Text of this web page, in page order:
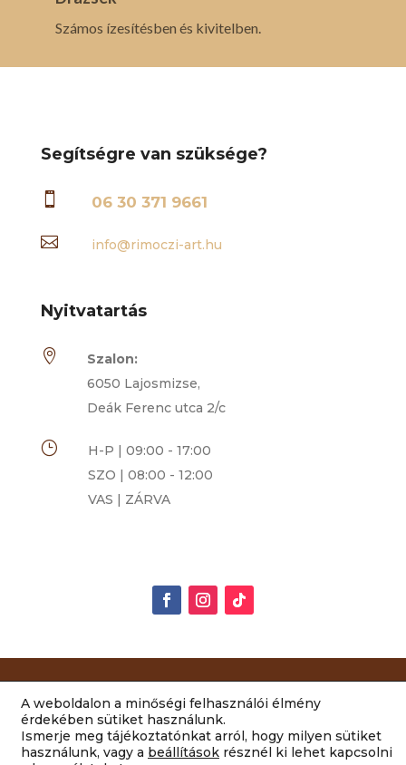
Számos ízesítésben és kivitelben.
Segítségre van szüksége?
 06 30 371 9661
 info@rimoczi-art.hu
Nyitvatartás

Szalon:
6050 Lajosmizse,
Deák Ferenc utca 2/c
}
H-P | 09:00 - 17:00
SZO | 08:00 - 12:00
VAS | ZÁRVA
2022 Minden jog fenntartva |
Adatvédelem|Impresszum
A weboldalon a minőségi felhasználói élmény
érdekében sütiket használunk.
Ismerje meg tájékoztatónkat arról, hogy milyen sütiket
használunk, vagy a beállítások résznél ki lehet kapcsolni